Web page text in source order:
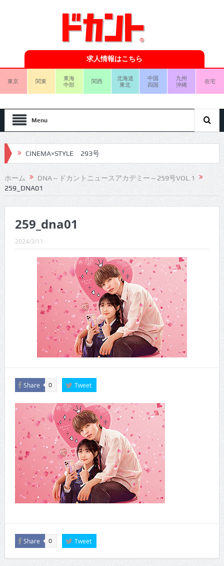
求人情報はこちら
東京 関東
東海
中部
関西
北海道
東北
中国
四国
九州
沖縄
在宅
Menu
CINEMA×STYLE 293号
CINEMA×STYLE 292号
CINEMA×STYLE 291号
CINEMA×STYLE 289号
CINEMA×STYLE 287号
CINEMA×STYLE 286号
CINEMA×STYLE 285号
CINEMA×STYLE 294号
ホーム
DNA～ドカントニュースアカデミー～259号VOL.1
259_DNA01
259_dna01
2024/3/11
Share 0 Tweet
Share 0 Tweet